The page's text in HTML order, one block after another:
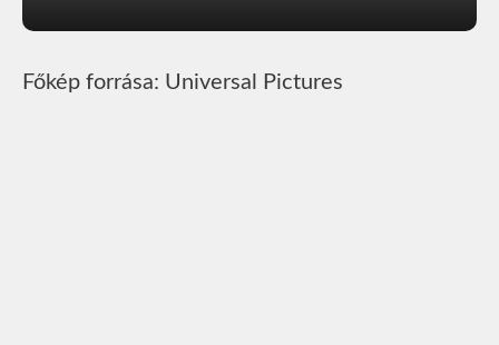
Főkép forrása: Universal Pictures